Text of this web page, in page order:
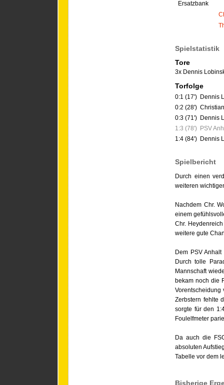
Ersatzbank
Spielstatistik
Tore
3x Dennis
Torfolge
0:1 (17') Dennis
0:2 (28')
0:3 (71') Dennis
1:3 (78') PSV
1:4 (84') Dennis
Spielbericht
Durch einen
weiteren
Nachdem Chr.
einem
Chr.
weitere gute
Dem PSV
Durch tolle
Mannschaft
bekam noch die
Zerbstern fehlte
sorgte für den
Foulelfmeter
Da auch die
absoluten
Tabelle vor dem
Bisherige